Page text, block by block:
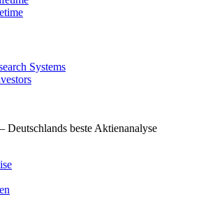
Systems
Deutschlands beste Aktienanalyse